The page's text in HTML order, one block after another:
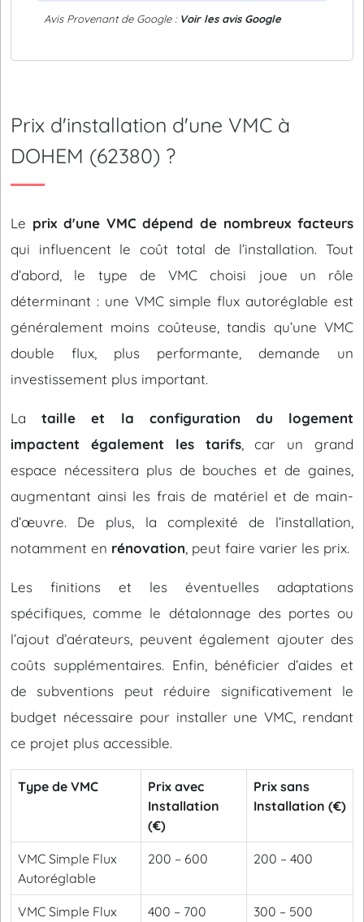
Avis Provenant de Google : Voir les avis Google
Prix d'installation d'une VMC à
DOHEM (62380) ?
Le prix d'une VMC dépend de nombreux facteurs
qui influencent le coût total de l’installation. Tout
d’abord, le type de VMC choisi joue un rôle
déterminant : une VMC simple flux autoréglable est
généralement moins coûteuse, tandis qu’une VMC
double flux, plus performante, demande un
investissement plus important.
Lataille et la configuration du logement
impactent également les tarifs, car un grand
espace nécessitera plus de bouches et de gaines,
augmentant ainsi les frais de matériel et de main-
d’œuvre. De plus, la complexité de l’installation,
notamment en rénovation , peut faire varier les prix.
Les finitions et les éventuelles adaptations
spécifiques, comme le détalonnage des portes ou
l’ajout d’aérateurs, peuvent également ajouter des
coûts supplémentaires. Enfin, bénéficier d’aides et
de subventions peut réduire significativement le
budget nécessaire pour installer une VMC, rendant
ce projet plus accessible.
Type de VMC
Prix avec
Installation
(€)
Prix sans
Installation (€)
VMC Simple Flux
Autoréglable
200 – 600 200 – 400
VMC Simple Flux
400 – 700 300 – 500